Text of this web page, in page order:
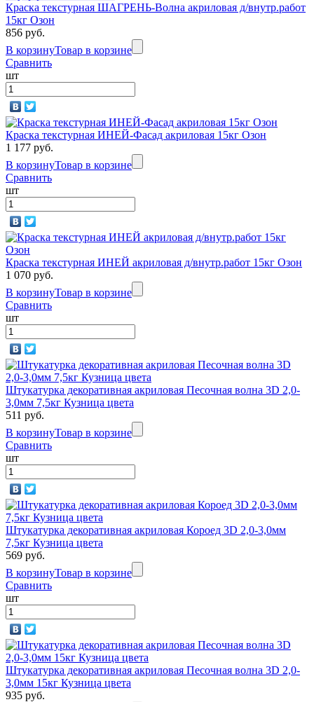
Краска текстурная ШАГРЕНЬ-Волна акриловая д/внутр.работ
15кг Озон
856 руб.
В корзинуТовар в корзине
Сравнить
шт
Краска текстурная ИНЕЙ-Фасад акриловая 15кг Озон
1 177 руб.
В корзинуТовар в корзине
Сравнить
шт
Краска текстурная ИНЕЙ акриловая д/внутр.работ 15кг Озон
1 070 руб.
В корзинуТовар в корзине
Сравнить
шт
Штукатурка декоративная акриловая Песочная волна 3D 2,0-
3,0мм 7,5кг Кузница цвета
511 руб.
В корзинуТовар в корзине
Сравнить
шт
Штукатурка декоративная акриловая Короед 3D 2,0-3,0мм
7,5кг Кузница цвета
569 руб.
В корзинуТовар в корзине
Сравнить
шт
Штукатурка декоративная акриловая Песочная волна 3D 2,0-
3,0мм 15кг Кузница цвета
935 руб.